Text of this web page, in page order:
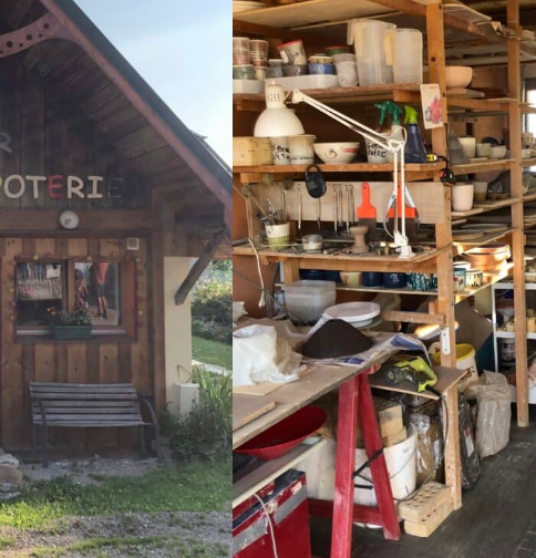
:
Sofie
Sophie Mage crée des
décoratifs et plats
la terre avec douceur et aussi
et de tournage, ouverts à
dans un cadre